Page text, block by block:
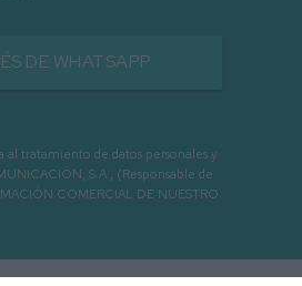
DE WHATSAPP
al tratamiento de datos personales y
S.A., (Responsable de
COMERCIAL DE NUESTRO